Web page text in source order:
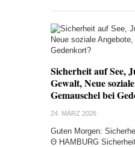
Sicherheit auf See,
Gewalt, Neue
Gemauschel bei
24. MÄRZ 2026
Guten Morgen:
Θ HAMBURG